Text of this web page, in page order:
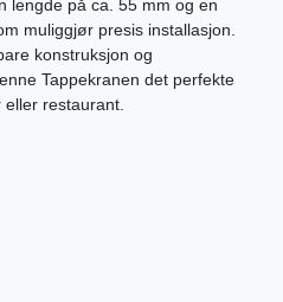
lengde på ca. 55 mm og en
muliggjør presis installasjon.
konstruksjon og
Tappekranen det perfekte
restaurant.